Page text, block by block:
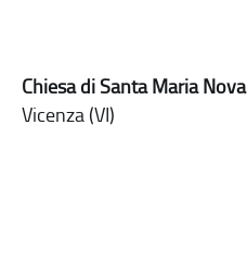
Chiesa di Santa Maria Nova
Vicenza (VI)